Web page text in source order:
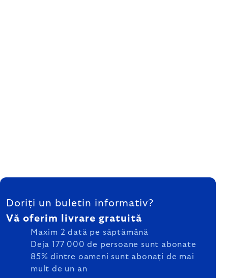
SUBSOL
Doriți un buletin informativ?
Vă oferim livrare gratuită
Maxim 2 dată pe săptămână
Deja 177 000 de persoane sunt abonate
85% dintre oameni sunt abonați de mai
mult de un an